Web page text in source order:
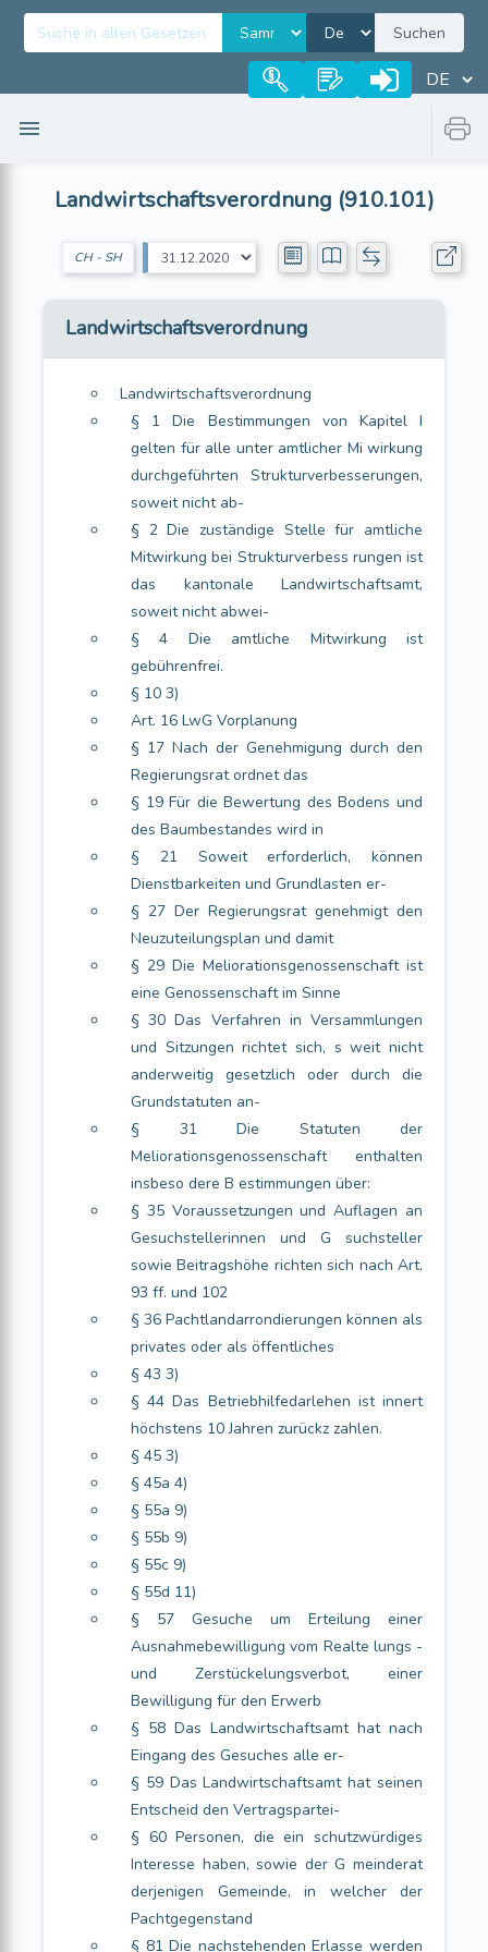
Suchen
Landwirtschaftsverordnung (910.101)
CH - SH
Landwirtschaftsverordnung
Landwirtschaftsverordnung
§ 1 Die Bestimmungen von Kapitel I
gelten für alle unter amtlicher Mi wirkung
durchgeführten Strukturverbesserungen,
soweit nicht ab-
§ 2 Die zuständige Stelle für amtliche
Mitwirkung bei Strukturverbess rungen ist
das kantonale Landwirtschaftsamt,
soweit nicht abwei-
§ 4 Die amtliche Mitwirkung ist
gebührenfrei.
§ 10 3)
Art. 16 LwG Vorplanung
§ 17 Nach der Genehmigung durch den
Regierungsrat ordnet das
§ 19 Für die Bewertung des Bodens und
des Baumbestandes wird in
§ 21 Soweit erforderlich, können
Dienstbarkeiten und Grundlasten er-
§ 27 Der Regierungsrat genehmigt den
Neuzuteilungsplan und damit
§ 29 Die Meliorationsgenossenschaft ist
eine Genossenschaft im Sinne
§ 30 Das Verfahren in Versammlungen
und Sitzungen richtet sich, s weit nicht
anderweitig gesetzlich oder durch die
Grundstatuten an-
§ 31 Die Statuten der
Meliorationsgenossenschaft enthalten
insbeso dere B estimmungen über:
§ 35 Voraussetzungen und Auflagen an
Gesuchstellerinnen und G suchsteller
sowie Beitragshöhe richten sich nach Art.
93 ff. und 102
§ 36 Pachtlandarrondierungen können als
privates oder als öffentliches
§ 43 3)
§ 44 Das Betriebhilfedarlehen ist innert
höchstens 10 Jahren zurückz zahlen.
§ 45 3)
§ 45a 4)
§ 55a 9)
§ 55b 9)
§ 55c 9)
§ 55d 11)
§ 57 Gesuche um Erteilung einer
Ausnahmebewilligung vom Realte lungs -
und Zerstückelungsverbot, einer
Bewilligung für den Erwerb
§ 58 Das Landwirtschaftsamt hat nach
Eingang des Gesuches alle er-
§ 59 Das Landwirtschaftsamt hat seinen
Entscheid den Vertragspartei-
§ 60 Personen, die ein schutzwürdiges
Interesse haben, sowie der G meinderat
derjenigen Gemeinde, in welcher der
Pachtgegenstand
§ 81 Die nachstehenden Erlasse werden